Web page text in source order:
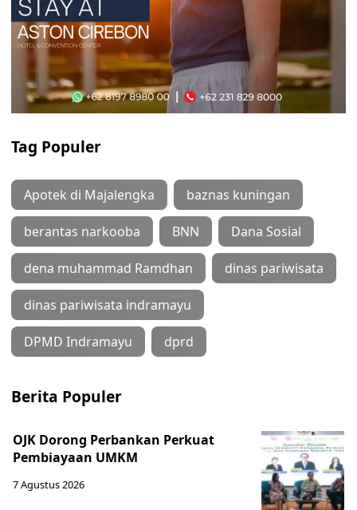
Tag Populer
Apotek di Majalengka baznas kuningan
berantas narkooba BNN Dana Sosial
dena muhammad Ramdhan dinas pariwisata
dinas pariwisata indramayu
DPMD Indramayu dprd
Berita Populer
OJK Dorong Perbankan Perkuat
Pembiayaan UMKM
7 Agustus 2026